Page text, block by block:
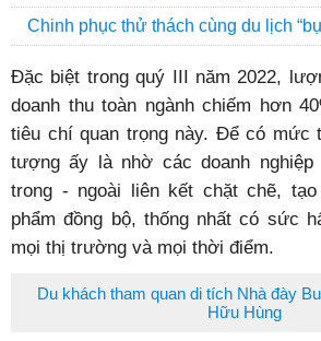
Chinh phục thử thách cùng du lịch
Đặc biệt trong quý III năm 2022,
doanh thu toàn ngành chiếm hơn
tiêu chí quan trọng này. Để có mức
tượng ấy là nhờ các doanh
trong - ngoài liên kết chặt chẽ, tạo
phẩm đồng bộ, thống nhất có sức
mọi thị trường và mọi thời điểm.
Du khách tham quan di tích Nhà đày
Hữu Hùng